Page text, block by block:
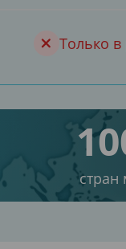
Только
стран